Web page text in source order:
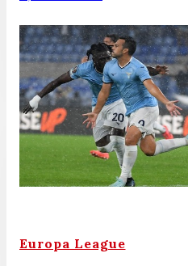
Europa League